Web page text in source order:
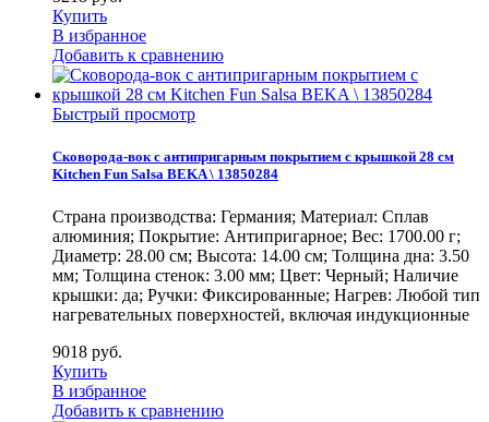
Купить
В избранное
Добавить к сравнению
Быстрый просмотр
Сковорода-вок с антипригарным покрытием с крышкой 28 см
Kitchen Fun Salsa BEKA \ 13850284
Страна производства: Германия; Материал: Сплав
алюминия; Покрытие: Антипригарное; Вес: 1700.00 г;
Диаметр: 28.00 см; Высота: 14.00 см; Толщина дна: 3.50
мм; Толщина стенок: 3.00 мм; Цвет: Черный; Наличие
крышки: да; Ручки: Фиксированные; Нагрев: Любой тип
нагревательных поверхностей, включая индукционные
9018 руб.
Купить
В избранное
Добавить к сравнению